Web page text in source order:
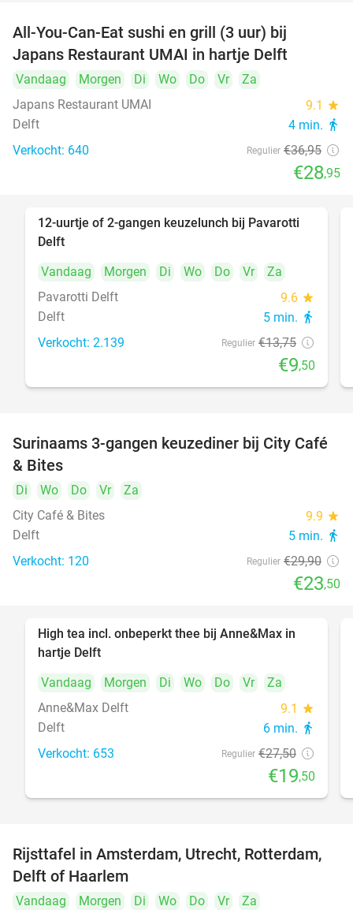
All-You-Can-Eat sushi en grill (3 uur) bij
Japans Restaurant UMAI in hartje Delft
Vandaag Morgen Di Wo Do Vr
Za
Japans Restaurant UMAI
9.1 star
Delft 4 min. directions_walk
Verkocht: 640 Regulier €36,95
€28,95
31%
12-uurtje of 2-gangen keuzelunch bij Pavarotti
Delft
Vandaag
Morgen Di Wo Do Vr
Za
Pavarotti Delft
9.6 star
Delft 5 min. directions_walk
Verkocht: 2.139 Regulier €13,75
€9,50
21%
Surinaams 3-gangen keuzediner bij City Café
& Bites
Di Wo Do Vr
Za
City Café & Bites
9.9 star
Delft 5 min. directions_walk
Verkocht: 120 Regulier €29,90
€23,50
29%
High tea incl. onbeperkt thee bij Anne&Max in
hartje Delft
Vandaag
Morgen Di Wo Do Vr
Za
Anne&Max Delft
9.1 star
Delft 6 min. directions_walk
Verkocht: 653 Regulier €27,50
€19,50
19%
Rijsttafel in Amsterdam, Utrecht, Rotterdam,
Delft of Haarlem
Vandaag Morgen Di Wo Do Vr Za